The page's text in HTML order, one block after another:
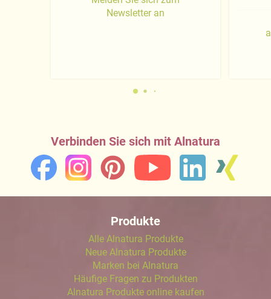
Newsletter an
Verbinden Sie sich mit Alnatura
Produkte
Alle Alnatura Produkte
Neue Alnatura Produkte
Marken bei Alnatura
Häufige Fragen zu Produkten
Alnatura Produkte online kaufen